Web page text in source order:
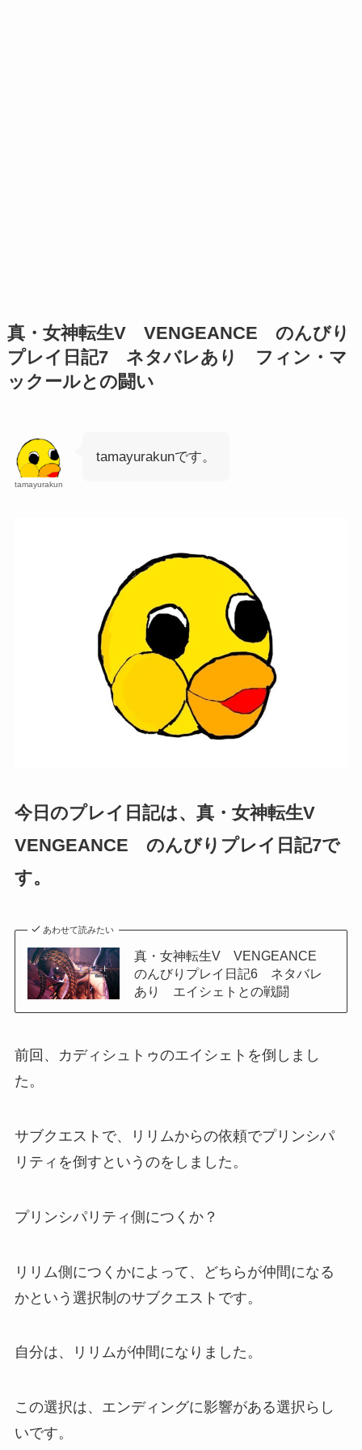
真・女神転生V VENGEANCE のんびり
プレイ日記7 ネタバレあり フィン・マ
ックールとの闘い
tamayurakun
tamayurakunです。
今日のプレイ日記は、真・女神転生V
VENGEANCE のんびりプレイ日記7で
す。
あわせて読みたい
真・女神転生V VENGEANCE
のんびりプレイ日記6 ネタバレ
あり エイシェトとの戦闘
前回、カディシュトゥのエイシェトを倒しまし
た。
サブクエストで、リリムからの依頼でプリンシパ
リティを倒すというのをしました。
プリンシパリティ側につくか？
リリム側につくかによって、どちらが仲間になる
かという選択制のサブクエストです。
自分は、リリムが仲間になりました。
この選択は、エンディングに影響がある選択らし
いです。